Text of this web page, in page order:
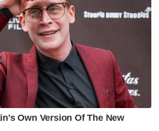
Own Version Of The New